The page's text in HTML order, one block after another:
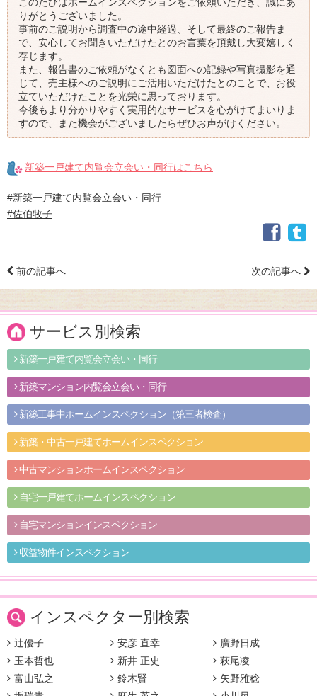
りがとうございました。
事前のご説明から調査中の途中経過、そして最終のご報告ま
で、安心してお聞きいただけたとのお言葉を頂戴し大変嬉しく
存じます。
また、報告書のご依頼がなくとも図面への記録や写真撮影を通
じて、売主様へのご説明にご活用いただけたとのことで、お役
立ていただけたことを光栄に思っております。
今後もより分かりやすく実用的なサービスを心がけてまいりま
すので、また機会がございましたらぜひお声がけください。
新築一戸建て内覧会立会い・同行はこちら
#新築一戸建て内覧会立会い・同行
#佐伯牧子
前の記事へ 次の記事へ
サービス別検索
新築一戸建て内覧会立会い・同行
新築マンション内覧会立会い・同行
新築工事中ホームインスペクション（第三者検査）
新築・中古一戸建てホームインスペクション
中古マンションホームインスペクション
自宅一戸建てホームインスペクション
自宅マンションインスペクション
収益物件インスペクション
インスペクター別検索
辻優子 安彦 直幸
廣野日成
玉本哲也
新井 正史
萩尾凌
富山弘之
鈴木賢
矢野雅稔